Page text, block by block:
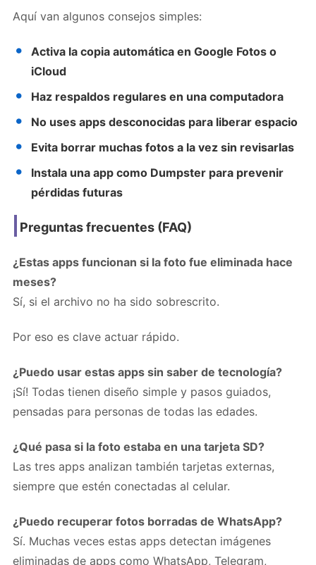
Aquí van algunos consejos simples:
Activa la copia automática en Google Fotos o
iCloud
Haz respaldos regulares en una computadora
No uses apps desconocidas para liberar espacio
Evita borrar muchas fotos a la vez sin revisarlas
Instala una app como Dumpster para prevenir
pérdidas futuras
Preguntas frecuentes (FAQ)
¿Estas apps funcionan si la foto fue eliminada hace
meses?
Sí, si el archivo no ha sido sobrescrito.
Por eso es clave actuar rápido.
¿Puedo usar estas apps sin saber de tecnología?
¡Sí! Todas tienen diseño simple y pasos guiados,
pensadas para personas de todas las edades.
¿Qué pasa si la foto estaba en una tarjeta SD?
Las tres apps analizan también tarjetas externas,
siempre que estén conectadas al celular.
¿Puedo recuperar fotos borradas de WhatsApp?
Sí. Muchas veces estas apps detectan imágenes
eliminadas de apps como WhatsApp, Telegram,